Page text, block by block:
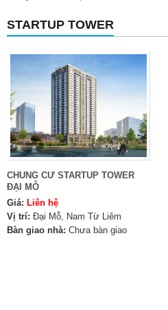
STARTUP TOWER
CHUNG CƯ STARTUP TOWER
ĐẠI MỖ
Giá: Liên hệ
Vị trí: Đại Mỗ, Nam Từ Liêm
Bàn giao nhà: Chưa bàn giao